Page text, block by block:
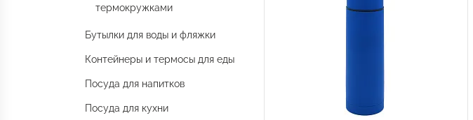
термокружками
Бутылки для воды и фляжки
Контейнеры и термосы для еды
Посуда для напитков
Посуда для кухни